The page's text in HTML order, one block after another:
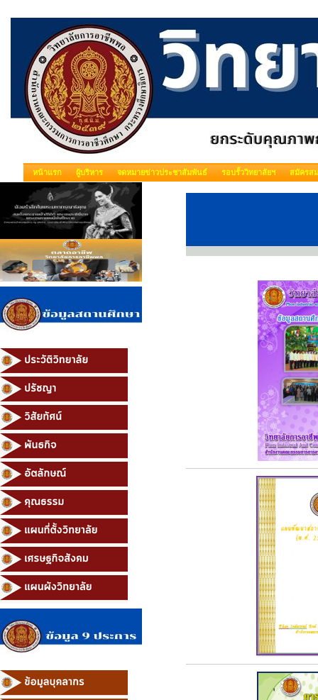
หน้าแรก ผู้บริหาร จดหมายข่าวประชาสัมพันธ์ รอบรั้ววิทยาลัยฯ สมัครส